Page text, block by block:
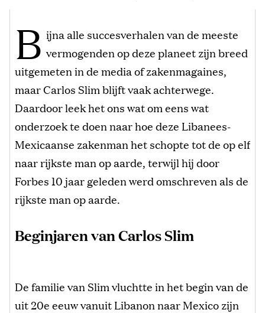
B ijna alle succesverhalen van de meeste
vermogenden op deze planeet zijn breed
uitgemeten in de media of zakenmagaines,
maar Carlos Slim blijft vaak achterwege.
Daardoor leek het ons wat om eens wat
onderzoek te doen naar hoe deze Libanees-
Mexicaanse zakenman het schopte tot de op elf
naar rijkste man op aarde, terwijl hij door
Forbes 10 jaar geleden werd omschreven als de
rijkste man op aarde.
Beginjaren van Carlos Slim
De familie van Slim vluchtte in het begin van de
uit 20e eeuw vanuit Libanon naar Mexico zijn